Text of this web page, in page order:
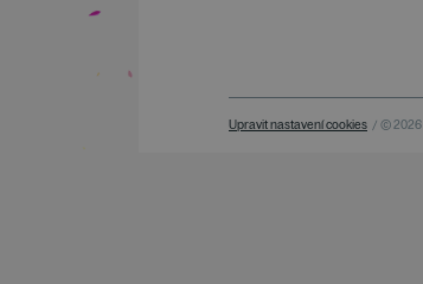
Upravit nastavení cookies / © 2026